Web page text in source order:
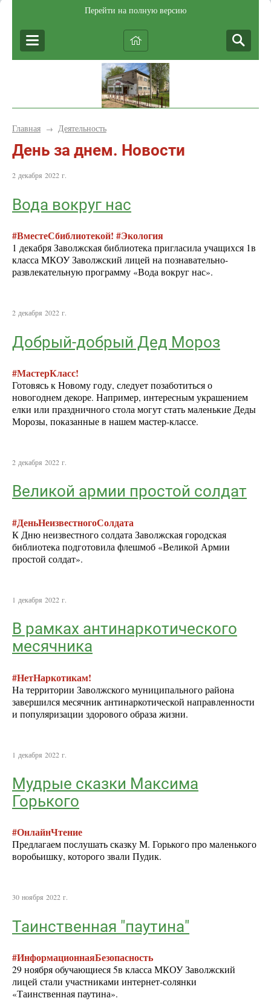
Перейти на полную версию
Главная → Деятельность
День за днем. Новости
2 декабря 2022 г.
Вода вокруг нас
#ВместеСбиблиотекой! #Экология
1 декабря Заволжская библиотека пригласила учащихся 1в
класса МКОУ Заволжский лицей на познавательно-
развлекательную программу «Вода вокруг нас».
2 декабря 2022 г.
Добрый-добрый Дед Мороз
#МастерКласс!
Готовясь к Новому году, следует позаботиться о
новогоднем декоре. Например, интересным украшением
елки или праздничного стола могут стать маленькие Деды
Морозы, показанные в нашем мастер-классе.
2 декабря 2022 г.
Великой армии простой солдат
#ДеньНеизвестногоСолдата
К Дню неизвестного солдата Заволжская городская
библиотека подготовила флешмоб «Великой Армии
простой солдат».
1 декабря 2022 г.
В рамках антинаркотического
месячника
#НетНаркотикам!
На территории Заволжского муниципального района
завершился месячник антинаркотической направленности
и популяризации здорового образа жизни.
1 декабря 2022 г.
Мудрые сказки Максима
Горького
#ОнлайнЧтение
Предлагаем послушать сказку М. Горького про маленького
воробьишку, которого звали Пудик.
30 ноября 2022 г.
Таинственная "паутина"
#ИнформационнаяБезопасность
29 ноября обучающиеся 5в класса МКОУ Заволжский
лицей стали участниками интернет-солянки
«Таинственная паутина».